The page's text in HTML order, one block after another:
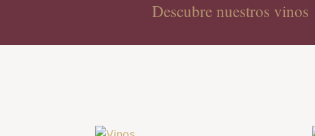
Descubre nuestros vinos